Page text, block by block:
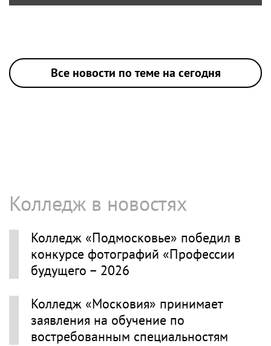
Все новости по теме на сегодня
Колледж в новостях
Колледж «Подмосковье» победил в
конкурсе фотографий «Профессии
будущего – 2026
Колледж «Московия» принимает
заявления на обучение по
востребованным специальностям